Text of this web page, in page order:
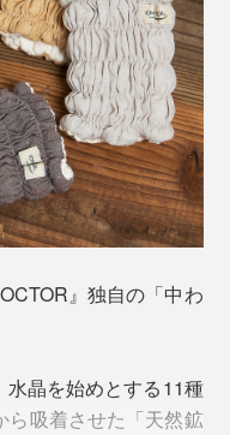
ニックコットンタイ
。
』独自の「中わ
晶を始めとする11種
ら吸着させた「天然鉱